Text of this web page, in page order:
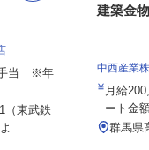
手当 ※年
（東武鉄
...
建築金
中西産業
月給
ート金
群馬県